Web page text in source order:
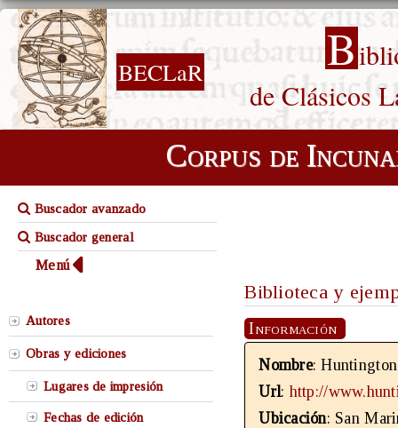
BECLaR B
de Clásicos
Corpus de
Buscador avanzado
Buscador general
Menú
Autores
Obras y ediciones
Lugares de impresión
Fechas de edición
Biblioteca y
Información
Nombre:
Url: http://
Ubicación: San